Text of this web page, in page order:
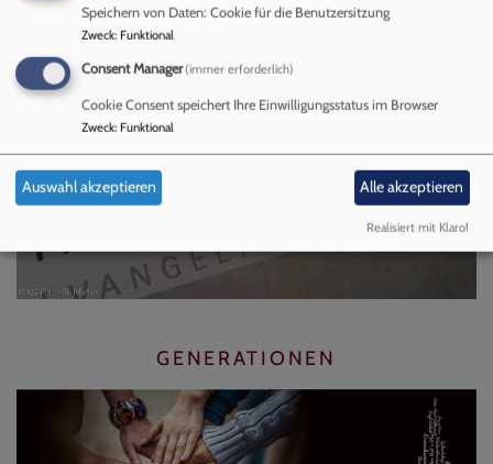
MONATSGRUSS
GENERATIONEN
Speichern von Daten: Cookie für die Benutzersitzung
Zweck: Funktional
Consent Manager (immer erforderlich)
Cookie Consent speichert Ihre Einwilligungsstatus im Browser
Zweck: Funktional
Auswahl akzeptieren Alle akzeptieren
Realisiert mit Klaro!